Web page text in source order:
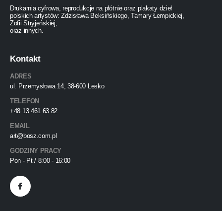
Drukarnia cyfrowa, reprodukcje na płótnie oraz plakaty dzieł
polskich artystów: Zdzisława Beksińskiego, Tamary Łempickiej,
Zofii Stryjeńskiej,
oraz innych.
Kontakt
ADRES
ul. Przemysłowa 14, 38-600 Lesko
TELEFON
+48 13 461 63 82
EMAIL
art@bosz.com.pl
GODZINY PRACY
Pon - Pt / 8:00 - 16:00